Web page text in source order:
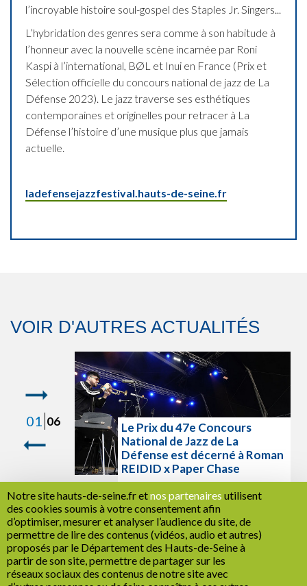
l’incroyable histoire soul-gospel des Staples Jr. Singers...
L’hybridation des genres sera comme à son habitude à
l’honneur avec la nouvelle scène incarnée par Roni
Kaspi à l’international, BØL et Inui en France (Prix et
Sélection officielle du concours national de jazz de La
Défense 2023). Le jazz traverse ses esthétiques
contemporaines et originelles pour retracer à La
Défense l’histoire d’une musique plus que jamais
actuelle.
ladefensejazzfestival.hauts-de-seine.fr
VOIR D'AUTRES ACTUALITÉS
06
: les
Le Prix du 47e Concours
National de Jazz de La
Défense est décerné à Roman
REIDID x Paper Chase
LIRE LA SUITE
1
RETOUR
Notre site hauts-de-seine.fr etnos partenaires utilisent
des cookies soumis à votre consentement afin
d’optimiser, mesurer et analyser l’audience du site, de
permettre de lire des contenus (vidéos, audio et autres)
proposés par le Département des Hauts-de-Seine à
partir de son site, permettre de partager sur les
réseaux sociaux des contenus de notre site avec